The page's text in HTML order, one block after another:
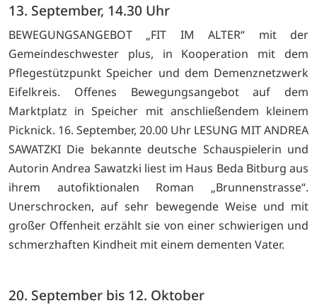
13. September, 14.30 Uhr
BEWEGUNGSANGEBOT „FIT IM ALTER“ mit der
Gemeindeschwester plus, in Kooperation mit dem
Pflegestützpunkt Speicher und dem Demenznetzwerk
Eifelkreis. Offenes Bewegungsangebot auf dem
Marktplatz in Speicher mit anschließendem kleinem
Picknick. 16. September, 20.00 Uhr LESUNG MIT ANDREA
SAWATZKI Die bekannte deutsche Schauspielerin und
Autorin Andrea Sawatzki liest im Haus Beda Bitburg aus
ihrem autofiktionalen Roman „Brunnenstrasse“.
Unerschrocken, auf sehr bewegende Weise und mit
großer Offenheit erzählt sie von einer schwierigen und
schmerzhaften Kindheit mit einem dementen Vater.
20. September bis 12. Oktober